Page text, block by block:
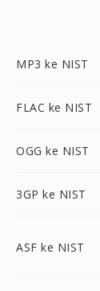
MP3 ke NIST
FLAC ke NIST
OGG ke NIST
3GP ke NIST
ASF ke NIST